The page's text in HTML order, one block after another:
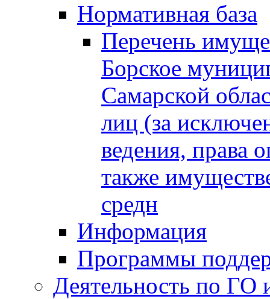
Нормативная база
Перечень
Борское
Самарской
лиц (за
ведения, права
также
средн
Информация
Программы
Деятельность по ГО